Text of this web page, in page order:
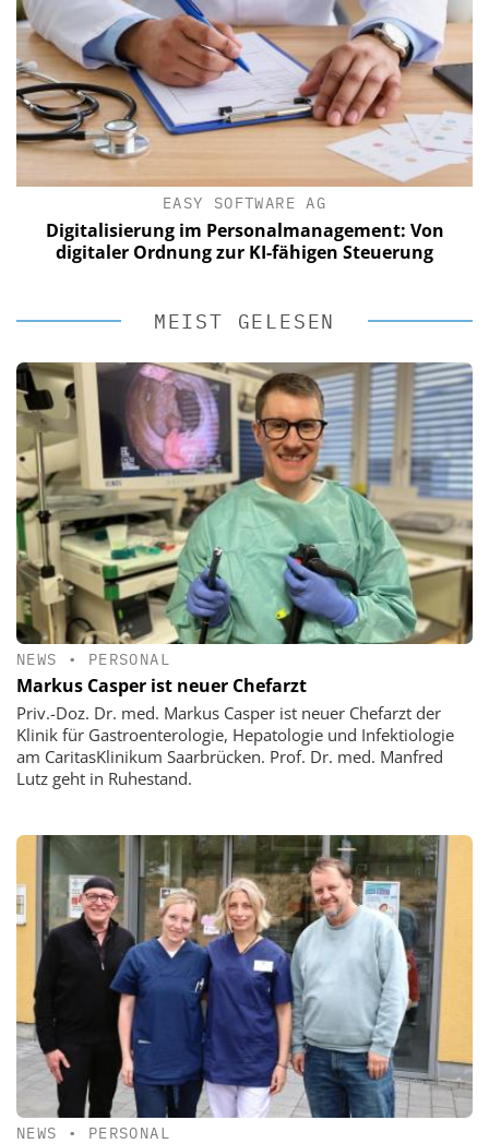
EASY SOFTWARE AG
Digitalisierung im Personalmanagement: Von
digitaler Ordnung zur KI-fähigen Steuerung
MEIST GELESEN
NEWS • PERSONAL
Markus Casper ist neuer Chefarzt
Priv.-Doz. Dr. med. Markus Casper ist neuer Chefarzt der
Klinik für Gastroenterologie, Hepatologie und Infektiologie
am CaritasKlinikum Saarbrücken. Prof. Dr. med. Manfred
Lutz geht in Ruhestand.
NEWS • PERSONAL